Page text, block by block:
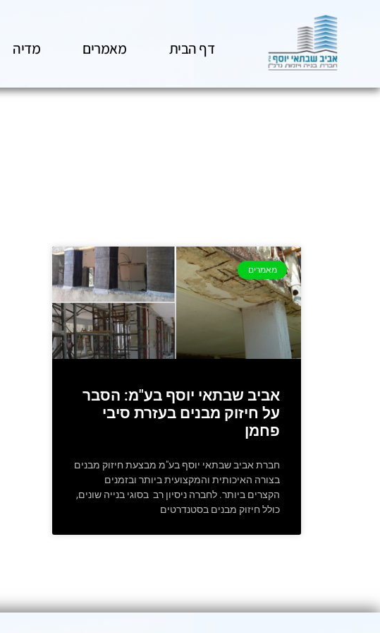
דף הבית מאמרים מדיה
מאמרים
אביב שבתאי יוסף בע"מ: הסבר
על חיזוק מבנים בעזרת סיבי
פחמן
חברת אביב שבתאי יוסף בע"מ מבצעת חיזוק מבנים
בצורה האיכותית והמקצועית ביותר ובזמנים
הקצרים ביותר. לחברה ניסיון רב בסוגי בנייה שונים,
כולל חיזוק מבנים בסטנדרטים